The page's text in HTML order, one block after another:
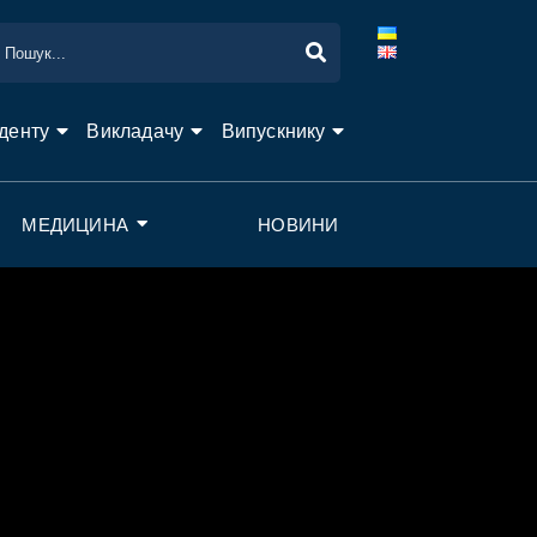
Викладачу Випускнику
МЕДИЦИНА НОВИНИ